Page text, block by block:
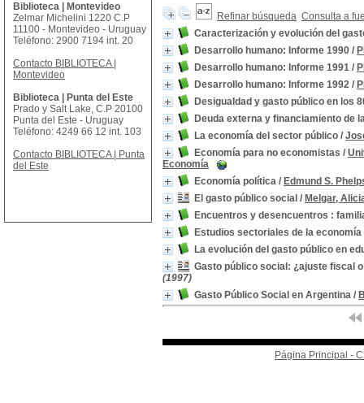
Refinar búsqueda Consulta a
Caracterización y evolución del
Desarrollo humano: Informe 1990 /
Desarrollo humano: Informe 1991 /
Desarrollo humano: Informe 1992 /
Desigualdad y gasto público en los
Deuda externa y financiamiento de
La economía del sector público /
Economía para no economistas /
Economía
Economía política / Edmund S.
El gasto público social / Melgar,
Encuentros y desencuentros :
Estudios sectoriales de la economía
La evolución del gasto público en
Gasto público social: ¿ajuste fiscal
(1997)
Gasto Público Social en Argentina /
Página Principal -
Biblioteca | Montevideo
Zelmar Michelini 1220 C.P
11100 - Montevideo - Uruguay
Teléfono: 2900 7194 int. 20
Contacto BIBLIOTECA |
Montevideo
Biblioteca | Punta del Este
Prado y Salt Lake, C.P 20100
Punta del Este - Uruguay
Teléfono: 4249 66 12 int. 103
Contacto BIBLIOTECA | Punta
del Este